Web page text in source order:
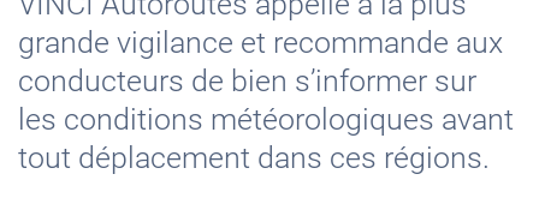
grande vigilance et recommande aux
conducteurs de bien s’informer sur
les conditions météorologiques avant
tout déplacement dans ces régions.